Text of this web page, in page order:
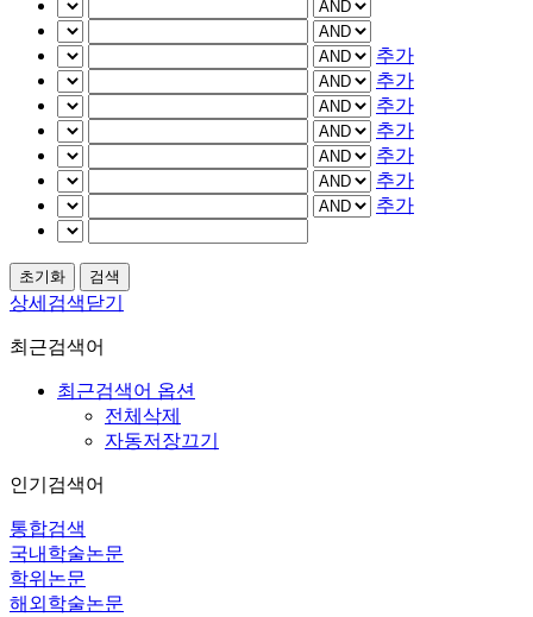
추가
추가
추가
추가
추가
추가
추가
상세검색닫기
최근검색어
최근검색어 옵션
전체삭제
자동저장끄기
인기검색어
통합검색
국내학술논문
학위논문
해외학술논문